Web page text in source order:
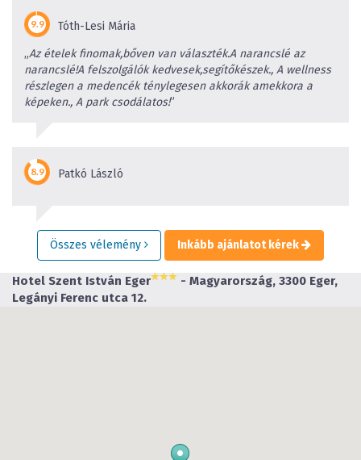
Tóth-Lesi Mária
„Az ételek finomak,bőven van választék.A narancslé az
narancslé!A felszolgálók kedvesek,segítőkészek., A wellness
részlegen a medencék ténylegesen akkorák amekkora a
képeken., A park csodálatos!”
Patkó László
Összes vélemény Inkább ajánlatot kérek
Hotel Szent István Eger
- Magyarország, 3300 Eger,
Legányi Ferenc utca 12.